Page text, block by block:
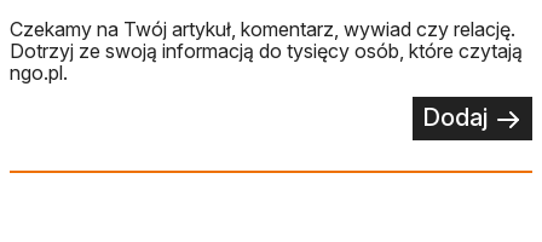
Czekamy na Twój artykuł, komentarz, wywiad czy relację.
Dotrzyj ze swoją informacją do tysięcy osób, które czytają
ngo.pl.
Dodaj